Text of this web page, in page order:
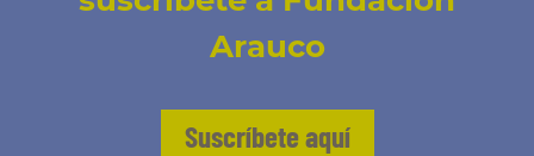
Arauco
Suscríbete aquí